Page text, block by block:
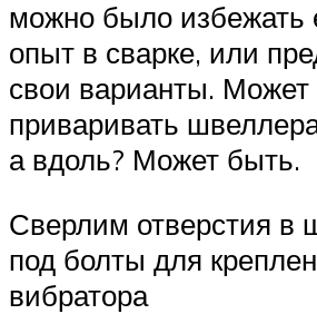
можно было
опыт в сварке, или
свои варианты.
приваривать
а вдоль? Может быть.
Сверлим отверстия в
под болты для
вибратора